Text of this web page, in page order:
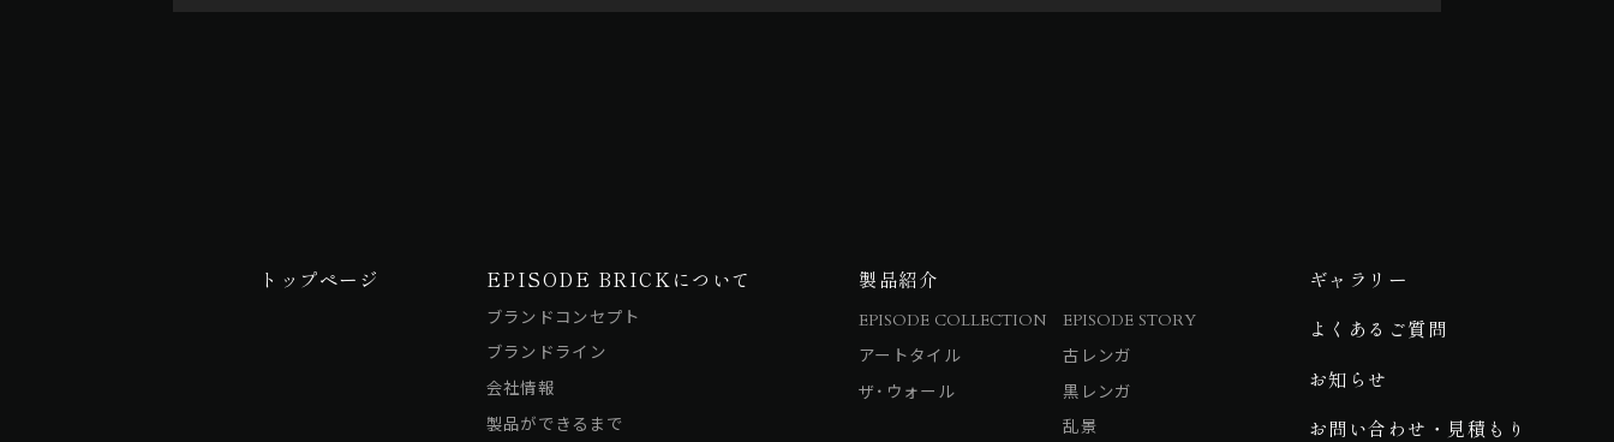
トップページ EPISODE BRICKについて
ブランドコンセプト
ブランドライン
会社情報
製品ができるまで
製品紹介
EPISODE COLLECTION
アートタイル
ザ・ウォール
EPISODE STORY
古レンガ
黒レンガ
乱景
ギャラリー
よくあるご質問
お知らせ
お問い合わせ・見積もり